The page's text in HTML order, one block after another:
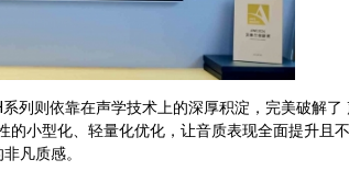
列则依靠在声学技术上的深厚积淀，完美破解
小型化、轻量化优化，让音质表现全面提升
凡质感。